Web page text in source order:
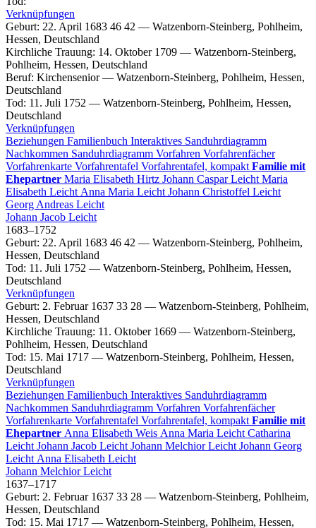
Verknüpfungen
Geburt: 22. April 1683 46 42 — Watzenborn-Steinberg, Pohlheim,
Hessen, Deutschland
Kirchliche Trauung: 14. Oktober 1709 — Watzenborn-Steinberg,
Pohlheim, Hessen, Deutschland
Beruf: Kirchensenior— Watzenborn-Steinberg, Pohlheim, Hessen,
Deutschland
Tod: 11. Juli 1752 — Watzenborn-Steinberg, Pohlheim, Hessen,
Deutschland
Verknüpfungen
Beziehungen Familienbuch Interaktives Sanduhrdiagramm
Nachkommen Sanduhrdiagramm Vorfahren Vorfahrenfächer
Vorfahrenkarte Vorfahrentafel Vorfahrentafel, kompakt Familie mit
Ehepartner Maria Elisabeth Hirtz Johann CasparLeicht Maria
Elisabeth Leicht Anna Maria Leicht Johann Christoffel Leicht
Georg Andreas Leicht
Johann Jacob Leicht
1683–1752
Geburt: 22. April 1683 46 42 — Watzenborn-Steinberg, Pohlheim,
Hessen, Deutschland
Tod: 11. Juli 1752 — Watzenborn-Steinberg, Pohlheim, Hessen,
Deutschland
Verknüpfungen
Geburt: 2. Februar 1637 33 28 — Watzenborn-Steinberg, Pohlheim,
Hessen, Deutschland
Kirchliche Trauung: 11. Oktober 1669 — Watzenborn-Steinberg,
Pohlheim, Hessen, Deutschland
Tod: 15. Mai 1717 — Watzenborn-Steinberg, Pohlheim, Hessen,
Deutschland
Verknüpfungen
Beziehungen Familienbuch Interaktives Sanduhrdiagramm
Nachkommen Sanduhrdiagramm Vorfahren Vorfahrenfächer
Vorfahrenkarte Vorfahrentafel Vorfahrentafel, kompakt Familie mit
Ehepartner Anna Elisabeth Weis Anna Maria Leicht Catharina
Leicht Johann Jacob Leicht Johann MelchiorLeicht Johann Georg
Leicht Anna Elisabeth Leicht
Johann MelchiorLeicht
1637–1717
Geburt: 2. Februar 1637 33 28 — Watzenborn-Steinberg, Pohlheim,
Hessen, Deutschland
Tod: 15. Mai 1717 — Watzenborn-Steinberg, Pohlheim, Hessen,